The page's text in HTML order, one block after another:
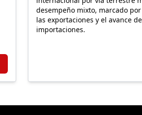
desempeño mixto, marcado
las exportaciones y el avance
importaciones.